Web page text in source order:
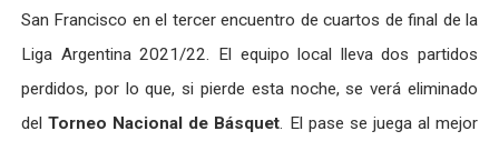
San Francisco en el tercer encuentro de cuartos de final de la
Liga Argentina 2021/22. El equipo local lleva dos partidos
perdidos, por lo que, si pierde esta noche, se verá eliminado
delTorneo Nacional de Básquet. El pase se juega al mejor